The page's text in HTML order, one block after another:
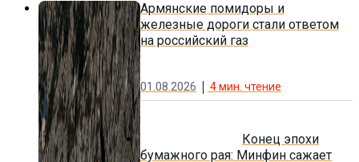
Армянские помидоры и
железные дороги стали ответом
на российский газ
01.08.2026 4мин. чтение
Конец эпохи
бумажного рая: Минфин сажает